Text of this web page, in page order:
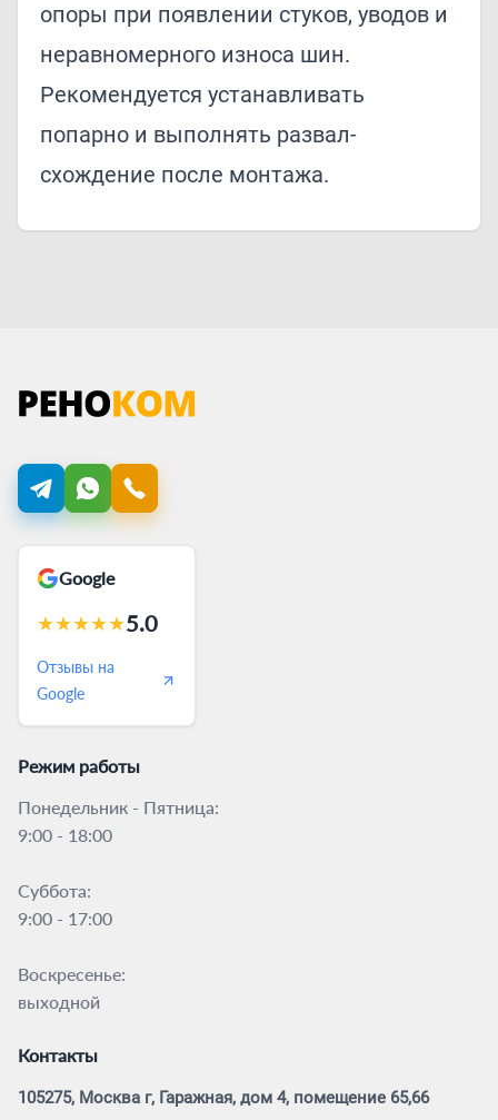
опоры при появлении стуков, уводов и
неравномерного износа шин.
Рекомендуется устанавливать
попарно и выполнять развал-
схождение после монтажа.
Google
★★★★★5.0
Отзывы на
Google
Режим работы
Понедельник - Пятница:
9:00 - 18:00
Суббота:
9:00 - 17:00
Воскресенье:
выходной
Контакты
105275, Москва г, Гаражная, дом 4, помещение 65,66